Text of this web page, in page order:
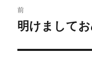
稿
前
前
投
明けまして